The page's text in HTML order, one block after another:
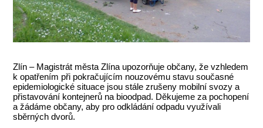
Zlín – Magistrát města Zlína upozorňuje občany, že vzhledem
k opatřením při pokračujícím nouzovému stavu současné
epidemiologické situace jsou stále zrušeny mobilní svozy a
přistavování kontejnerů na bioodpad. Děkujeme za pochopení
a žádáme občany, aby pro odkládání odpadu využívali
sběrných dvorů.